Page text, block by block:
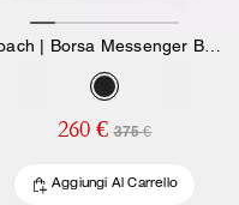
260 € 375 €
Aggiungi Al Carrello